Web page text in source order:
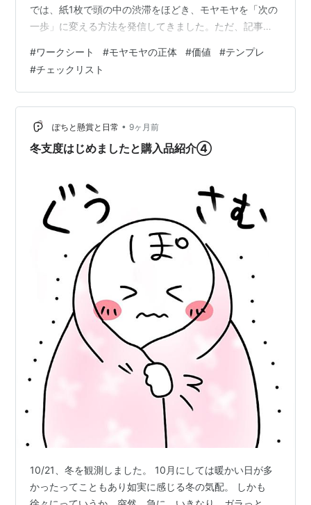
では、紙1枚で頭の中の渋滞をほどき、モヤモヤを「次の
一歩」に変える方法を発信してきました。ただ、記事を
ればいいか迷う 😵 書こうとした瞬間に止まる 🌀 “わかっ
た”で終わって動けない だから今日は、最短で前に進むた
めの「ワークシート3枚」をまとめました。この3枚だけ
でOK。ここから始めてください。 ✅ まずは「読む順
番」の地図（迷子防止） はじめての方は、こちらの地図
も一緒にどうぞ。▶ は…
#ワークシート #モヤモヤの正体 #価値 #テンプレ
#チェックリスト
ぽちと懸賞と日常 • 9ヶ月前
冬支度はじめましたと購入品紹介④
10/21、冬を観測しました。 10月にしては暖かい日が多
かったってこともあり如実に感じる冬の気配。 しかも